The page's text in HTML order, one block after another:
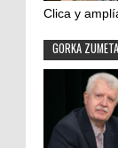
Clica y
GORKA